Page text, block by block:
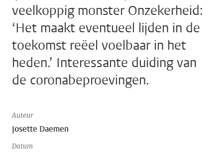
veelkoppig monster Onzekerheid:
‘Het maakt eventueel lijden in de
toekomst reëel voelbaar in het
heden.’ Interessante duiding van
de coronabeproevingen.
Auteur
Josette Daemen
Datum